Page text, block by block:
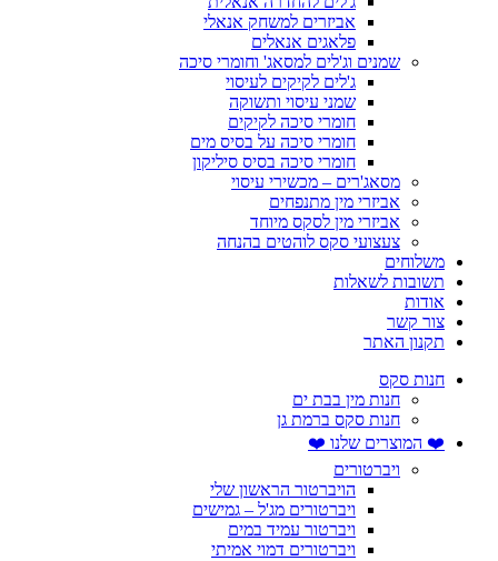
אביזרים למשחק אנאלי
פלאגים אנאלים
שמנים וג'לים למסאג' וחומרי סיכה
ג'לים לקיקים לעיסוי
שמני עיסוי ותשוקה
חומרי סיכה לקיקים
חומרי סיכה על בסיס מים
חומרי סיכה בסיס סיליקון
מסאג'רים – מכשירי עיסוי
אביזרי מין מתנפחים
אביזרי מין לסקס מיוחד
צעצועי סקס לוהטים בהנחה
משלוחים
תשובות לשאלות
אודות
צור קשר
תקנון האתר
חנות סקס
חנות מין בבת ים
חנות סקס ברמת גן
❤️ המוצרים שלנו ❤️
ויברטורים
הויברטור הראשון שלי
ויברטורים מג'ל – גמישים
ויברטור עמיד במים
ויברטורים דמוי אמיתי